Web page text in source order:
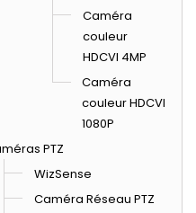
Caméra
couleur
HDCVI 4MP
Caméra
couleur HDCVI
1080P
PTZ
WizSense
Caméra Réseau PTZ